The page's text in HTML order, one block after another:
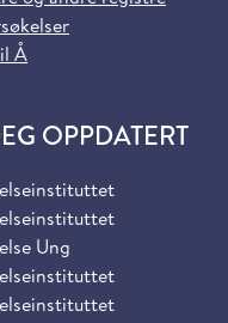
Å
OPPDATERT
Ung